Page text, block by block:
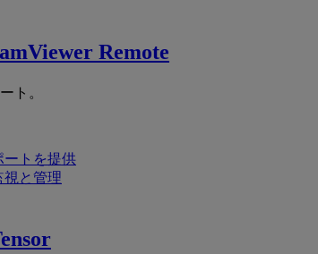
Remote
ト。
ートを提供
視と管理